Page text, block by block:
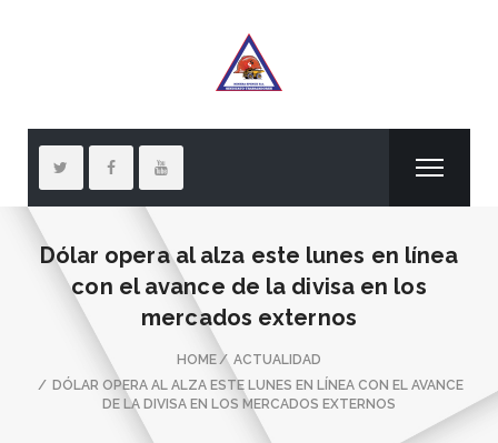
Dólar opera al alza este lunes en línea
con el avance de la divisa en los
mercados externos
HOME
ACTUALIDAD
DÓLAR OPERA AL ALZA ESTE LUNES EN LÍNEA CON EL AVANCE
DE LA DIVISA EN LOS MERCADOS EXTERNOS